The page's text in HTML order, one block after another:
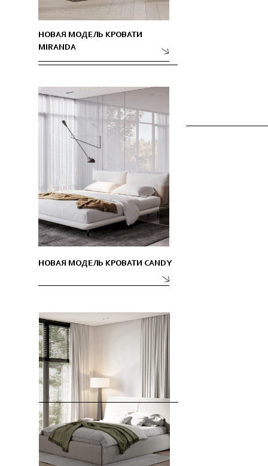
НОВАЯ МОДЕЛЬ КРОВАТИ
MIRANDA
НОВАЯ МОДЕЛЬ КРОВАТИ CANDY